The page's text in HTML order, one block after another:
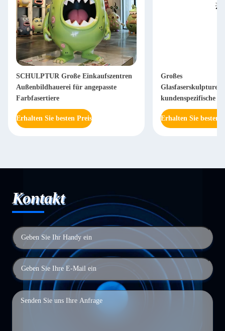
SCHULPTUR Große Einkaufszentren
Außenbildhauerei für angepasste
Farbfasertiere
Erhalten Sie besten Preis
Großes
kundenspezifische
Actionfiguren
Erhalten Sie besten
Kontakt